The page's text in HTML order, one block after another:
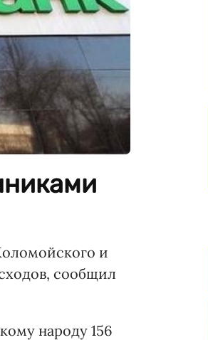
и
сообщил
народу 156